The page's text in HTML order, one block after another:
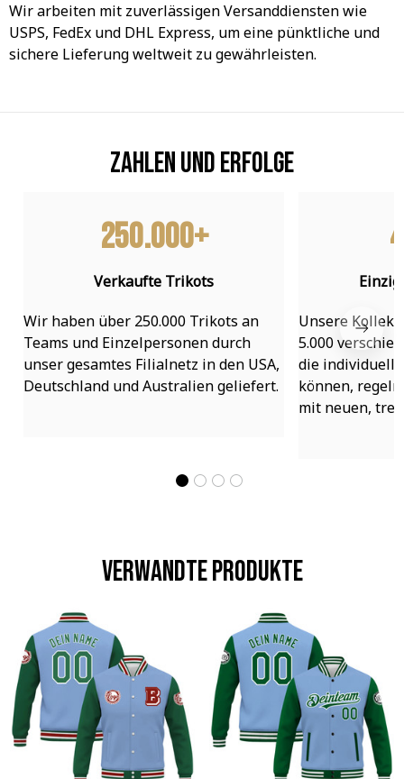
Wir arbeiten mit zuverlässigen Versanddiensten wie
USPS, FedEx und DHL Express, um eine pünktliche und
sichere Lieferung weltweit zu gewährleisten.
Zahlen und Erfolge
250.000+
Verkaufte Trikots
Wir haben über 250.000 Trikots an
Teams und Einzelpersonen durch
unser gesamtes Filialnetz in den USA,
Deutschland und Australien geliefert.
Unsere
5.000
die individuell
können,
mit neuen,
Verwandte Produkte